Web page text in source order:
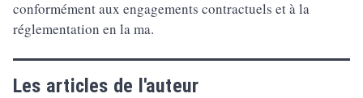
conformément aux engagements contractuels et à la
réglementation en la ma.
Les articles de l'auteur